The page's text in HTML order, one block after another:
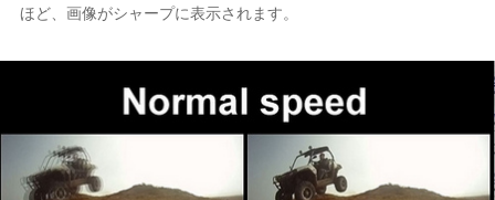
ほど、画像がシャープに表示されます。